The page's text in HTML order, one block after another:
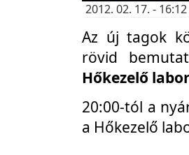
2012. 02. 17. -
Az új tagok
rövid
Hőkezelő
20:00-tól a
a Hőkezelő